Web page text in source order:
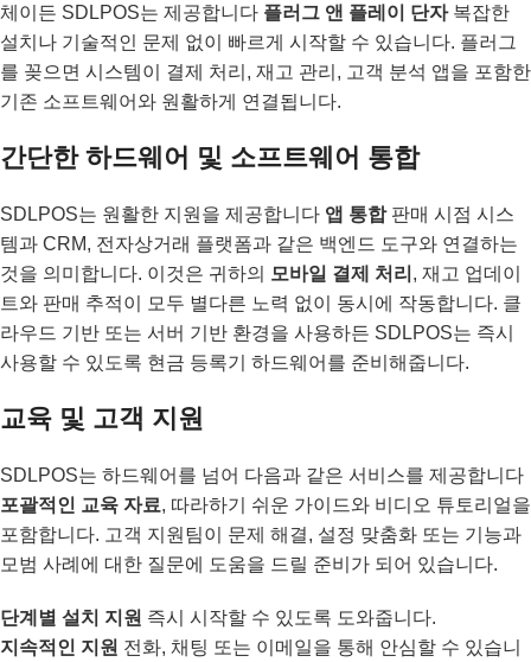
체이든 SDLPOS는 제공합니다 플러그 앤 플레이 단자복잡한
설치나 기술적인 문제 없이 빠르게 시작할 수 있습니다. 플러그
를 꽂으면 시스템이 결제 처리, 재고 관리, 고객 분석 앱을 포함한
기존 소프트웨어와 원활하게 연결됩니다.
간단한 하드웨어 및 소프트웨어 통합
SDLPOS는 원활한 지원을 제공합니다 앱 통합판매 시점 시스
템과 CRM, 전자상거래 플랫폼과 같은 백엔드 도구와 연결하는
것을 의미합니다. 이것은 귀하의 모바일 결제 처리 , 재고 업데이
트와 판매 추적이 모두 별다른 노력 없이 동시에 작동합니다. 클
라우드 기반 또는 서버 기반 환경을 사용하든 SDLPOS는 즉시
사용할 수 있도록 현금 등록기 하드웨어를 준비해줍니다.
교육 및 고객 지원
SDLPOS는 하드웨어를 넘어 다음과 같은 서비스를 제공합니다
포괄적인 교육 자료, 따라하기 쉬운 가이드와 비디오 튜토리얼을
포함합니다. 고객 지원팀이 문제 해결, 설정 맞춤화 또는 기능과
모범 사례에 대한 질문에 도움을 드릴 준비가 되어 있습니다.
단계별 설치 지원 즉시 시작할 수 있도록 도와줍니다.
지속적인 지원 전화, 채팅 또는 이메일을 통해 안심할 수 있습니